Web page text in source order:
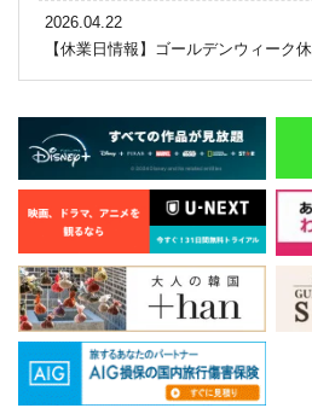
2026.04.22
【休業日情報】ゴールデンウィーク